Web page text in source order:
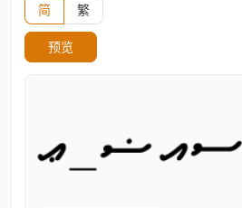
简 繁
预览